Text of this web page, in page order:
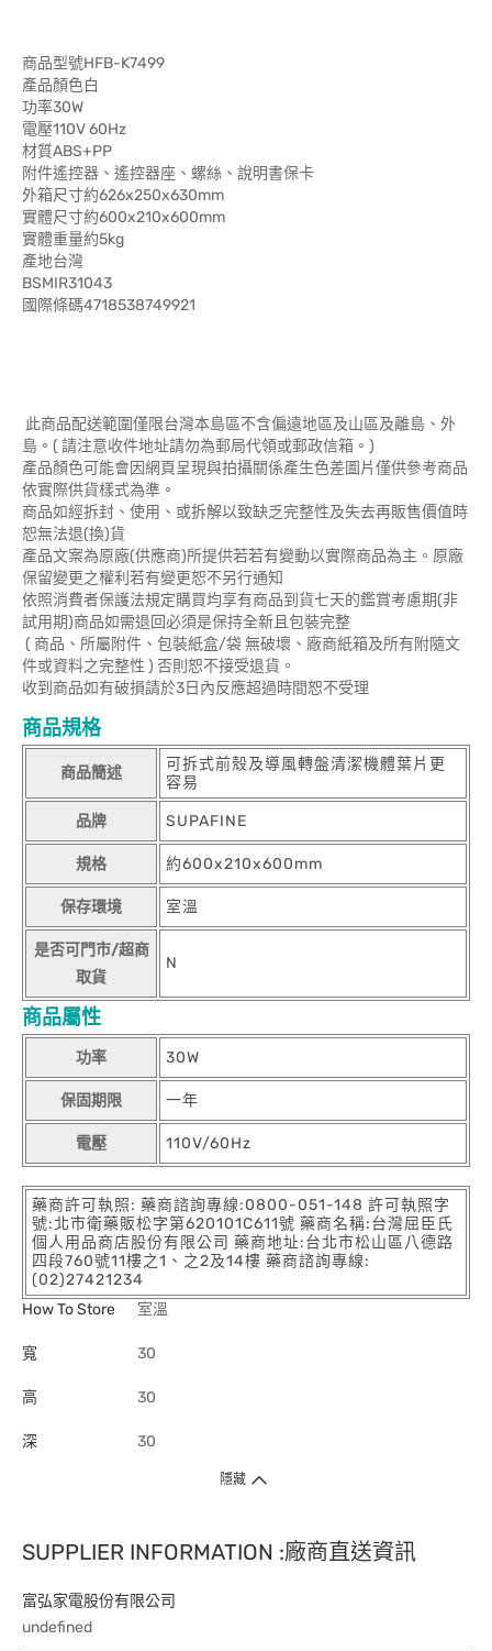
商品型號HFB-K7499
產品顏色白
功率30W
電壓110V 60Hz
材質ABS+PP
附件遙控器、遙控器座、螺絲、說明書保卡
外箱尺寸約626x250x630mm
實體尺寸約600x210x600mm
實體重量約5kg
產地台灣
BSMIR31043
國際條碼4718538749921
此商品配送範圍僅限台灣本島區不含偏遠地區及山區及離島、外
島。( 請注意收件地址請勿為郵局代領或郵政信箱。)
產品顏色可能會因網頁呈現與拍攝關係產生色差圖片僅供參考商品
依實際供貨樣式為準。
商品如經拆封、使用、或拆解以致缺乏完整性及失去再販售價值時
恕無法退(換)貨
產品文案為原廠(供應商)所提供若若有變動以實際商品為主。原廠
保留變更之權利若有變更恕不另行通知
依照消費者保護法規定購買均享有商品到貨七天的鑑賞考慮期(非
試用期)商品如需退回必須是保持全新且包裝完整
( 商品、所屬附件、包裝紙盒/袋 無破壞、廠商紙箱及所有附隨文
件或資料之完整性 ) 否則恕不接受退貨。
收到商品如有破損請於3日內反應超過時間恕不受理
商品規格
商品簡述
可拆式前殼及導風轉盤清潔機體葉片更
容易
品牌 SUPAFINE
規格 約600x210x600mm
保存環境 室溫
是否可門市/超商
取貨
N
商品屬性
功率 30W
保固期限 一年
電壓 110V/60Hz
藥商許可執照: 藥商諮詢專線:0800-051-148 許可執照字
號:北市衛藥販松字第620101C611號 藥商名稱:台灣屈臣氏
個人用品商店股份有限公司 藥商地址:台北市松山區八德路
四段760號11樓之1、之2及14樓 藥商諮詢專線:
(02)27421234
How To Store
室溫
寬 30
高 30
深 30
隱藏
SUPPLIER INFORMATION :廠商直送資訊
富弘家電股份有限公司
undefined